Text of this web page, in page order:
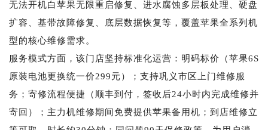
无法开机白苹果无限重启修复、进水腐蚀多层板处理、硬盘
扩容、基带故障修复、底层数据恢复等，覆盖苹果全系列机
型的核心维修需求。
服务模式方面，该门店坚持标准化运营：明码标价（苹果6S
原装电池更换统一价299元）；支持巩义市区上门维修服
务；寄修流程便捷（顺丰到付，签收后24小时内完成维修并
寄回）；主力机维修期间免费提供苹果备用机；到店维修立